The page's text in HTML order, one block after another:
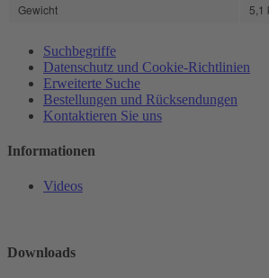
Gewicht
5,1
Suchbegriffe
Datenschutz und Cookie-Richtlinien
Erweiterte Suche
Bestellungen und Rücksendungen
Kontaktieren Sie uns
Informationen
Videos
Downloads